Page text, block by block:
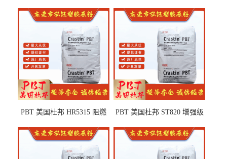
PBT 美国杜邦 HR5315 阻燃
部件
PBT 美国杜邦 ST820 增强级